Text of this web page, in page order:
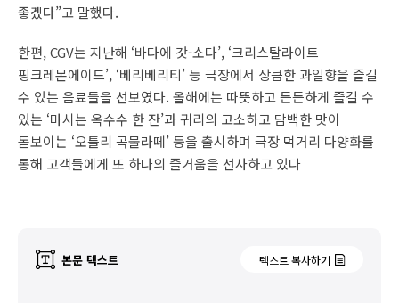
좋겠다”고 말했다.
한편, CGV는 지난해 ‘바다에 갓-소다’, ‘크리스탈라이트
핑크레몬에이드’, ‘베리베리티’ 등 극장에서 상큼한 과일향을 즐길
수 있는 음료들을 선보였다. 올해에는 따뜻하고 든든하게 즐길 수
있는 ‘마시는 옥수수 한 잔’과 귀리의 고소하고 담백한 맛이
돋보이는 ‘오틀리 곡물라떼’ 등을 출시하며 극장 먹거리 다양화를
통해 고객들에게 또 하나의 즐거움을 선사하고 있다
본문 텍스트 텍스트 복사하기